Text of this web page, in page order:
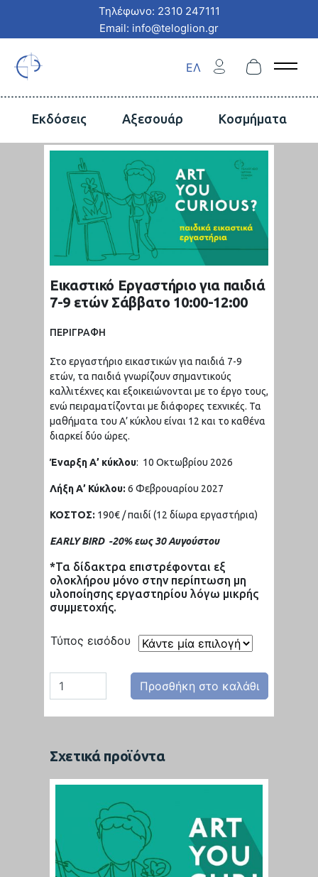
Τηλέφωνο: 2310 247111
Email: info@teloglion.gr
ΕΛ Open
Εκδόσεις Αξεσουάρ Κοσμήματα
Εικαστικό Εργαστήριο για παιδιά
7-9 ετών Σάββατο 10:00-12:00
ΠΕΡΙΓΡΑΦΗ
Στο εργαστήριο εικαστικών για παιδιά 7-9
ετών, τα παιδιά γνωρίζουν σημαντικούς
καλλιτέχνες και εξοικειώνονται με το έργο τους,
ενώ πειραματίζονται με διάφορες τεχνικές. Τα
μαθήματα του Α’ κύκλου είναι 12 και το καθένα
διαρκεί δύο ώρες.
Έναρξη Α’ κύκλου: 10 Οκτωβρίου 2026
Λήξη Α’ Κύκλου: 6 Φεβρουαρίου 2027
ΚΟΣΤΟΣ: 190€ / παιδί (12 δίωρα εργαστήρια)
EARLY BIRD -20% εως 30 Αυγούστου
*Τα δίδακτρα επιστρέφονται εξ
ολοκλήρου μόνο στην περίπτωση μη
υλοποίησης εργαστηρίου λόγω μικρής
συμμετοχής.
Τύπος εισόδου
Προσθήκη στο καλάθι
Σχετικά προϊόντα